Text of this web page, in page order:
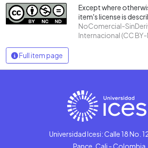
Except where
item's license is
NoComercial-
Internacional (CC
Full item page
Universidad Icesi: Calle 18 No.
Pance, Cali - Colombia